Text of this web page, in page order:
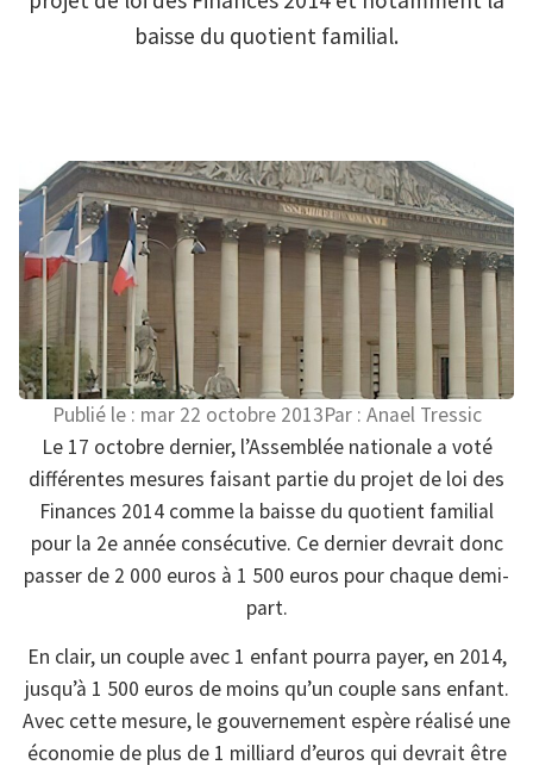
baisse du quotient familial.
Publié le : mar 22 octobre 2013Par : Anael Tressic
Le 17 octobre dernier, l’Assemblée nationale a voté
différentes mesures faisant partie du projet de loi des
Finances 2014 comme la baisse du quotient familial
pour la 2e année consécutive. Ce dernier devrait donc
passer de 2 000 euros à 1 500 euros pour chaque demi-
part.
En clair, un couple avec 1 enfant pourra payer, en 2014,
jusqu’à 1 500 euros de moins qu’un couple sans enfant.
Avec cette mesure, le gouvernement espère réalisé une
économie de plus de 1 milliard d’euros qui devrait être